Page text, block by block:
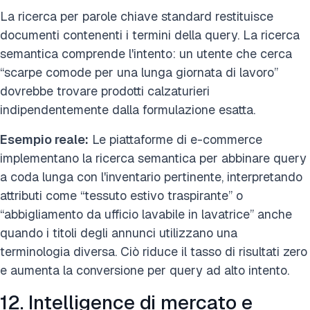
La ricerca per parole chiave standard restituisce
documenti contenenti i termini della query. La ricerca
semantica comprende l'intento: un utente che cerca
“scarpe comode per una lunga giornata di lavoro”
dovrebbe trovare prodotti calzaturieri
indipendentemente dalla formulazione esatta.
Esempio reale: Le piattaforme di e-commerce
implementano la ricerca semantica per abbinare query
a coda lunga con l'inventario pertinente, interpretando
attributi come “tessuto estivo traspirante” o
“abbigliamento da ufficio lavabile in lavatrice” anche
quando i titoli degli annunci utilizzano una
terminologia diversa. Ciò riduce il tasso di risultati zero
e aumenta la conversione per query ad alto intento.
12. Intelligence di mercato e